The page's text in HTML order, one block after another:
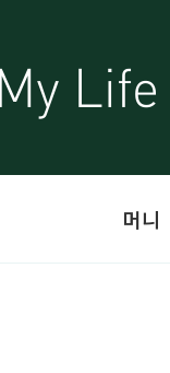
머니